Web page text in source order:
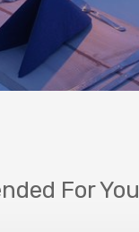
For You